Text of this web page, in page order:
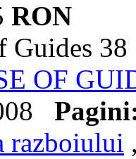
RON
Guides 38
OF
razboiului